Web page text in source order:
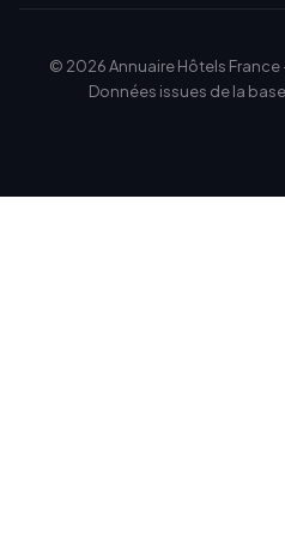
© 2026 Annuaire Hôtels
Données issues de la